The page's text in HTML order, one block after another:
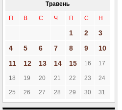
Травень
П В С Ч П С Н
1 2
3
4
5 6 7 8 9
10
11
12 13 14 15 16 17
18 19 20 21 22 23 24
25 26 27 28 29 30 31